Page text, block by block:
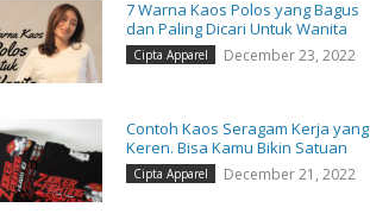
7 Warna Kaos Polos yang Bagus
dan Paling Dicari Untuk Wanita
Cipta Apparel December 23, 2022
Contoh Kaos Seragam Kerja yang
Keren. Bisa Kamu Bikin Satuan
Cipta Apparel December 21, 2022